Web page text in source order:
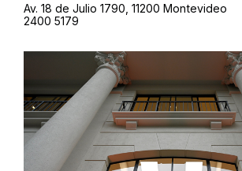
Av. 18 de Julio 1790, 11200 Montevideo
2400 5179